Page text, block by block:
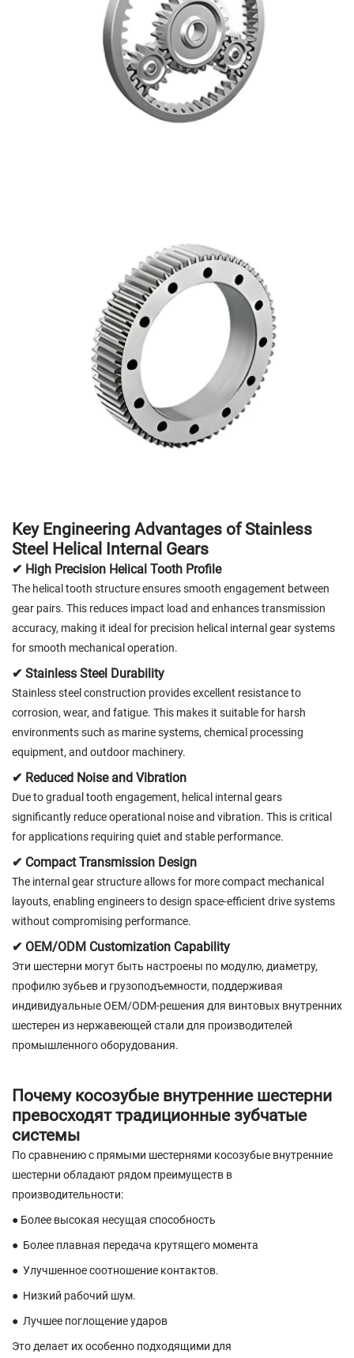
Key Engineering Advantages of Stainless
Steel Helical Internal Gears
✔ High Precision Helical Tooth Profile
The helical tooth structure ensures smooth engagement between
gear pairs. This reduces impact load and enhances transmission
accuracy, making it ideal for precision helical internal gear systems
for smooth mechanical operation.
✔ Stainless Steel Durability
Stainless steel construction provides excellent resistance to
corrosion, wear, and fatigue. This makes it suitable for harsh
environments such as marine systems, chemical processing
equipment, and outdoor machinery.
✔ Reduced Noise and Vibration
Due to gradual tooth engagement, helical internal gears
significantly reduce operational noise and vibration. This is critical
for applications requiring quiet and stable performance.
✔ Compact Transmission Design
The internal gear structure allows for more compact mechanical
layouts, enabling engineers to design space-efficient drive systems
without compromising performance.
✔ OEM/ODM Customization Capability
Эти шестерни могут быть настроены по модулю, диаметру,
профилю зубьев и грузоподъемности, поддерживая
индивидуальные OEM/ODM-решения для винтовых внутренних
шестерен из нержавеющей стали для производителей
промышленного оборудования.
Почему косозубые внутренние шестерни
превосходят традиционные зубчатые
системы
По сравнению с прямыми шестернями косозубые внутренние
шестерни обладают рядом преимуществ в
производительности:
● Более высокая несущая способность
● Более плавная передача крутящего момента
● Улучшенное соотношение контактов.
● Низкий рабочий шум.
● Лучшее поглощение ударов
Это делает их особенно подходящими для